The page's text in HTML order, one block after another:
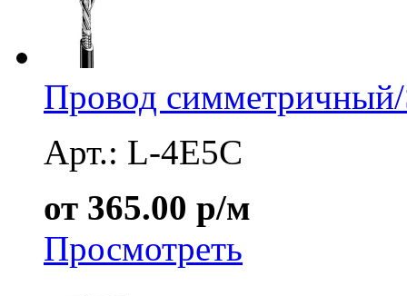
Провод
Арт.: L-4E5C
от 365.00 р/м
Просмотреть